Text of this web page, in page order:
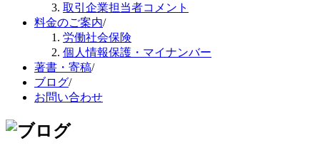
取引企業担当者コメント
料金のご案内/
労働社会保険
個人情報保護・マイナンバー
著書・寄稿/
ブログ/
お問い合わせ